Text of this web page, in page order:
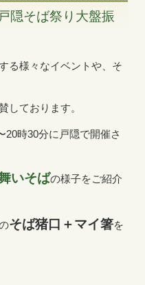
隠そば祭り大盤振
る様々なイベントや、そ
しております。
20時30分に戸隠で開催さ
いそばの様子をご紹介
そば猪口＋マイ箸を